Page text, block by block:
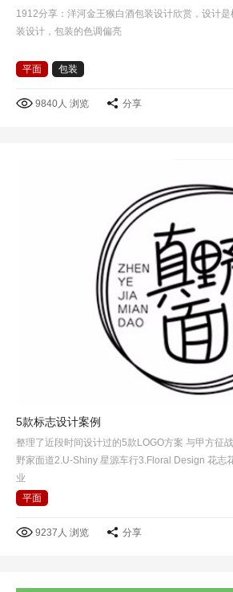
1912分享：洋河金王猴白酒包装设计欣赏，设计
装设计，包装的色调偏亮
平面 包装
9840人 浏览 分享
5款标志设计案例
整理了近段时间设计过的5款LOGO方案 与甲方征
野家面道2.U-Shiny 星源车行3.Floral Design 花志
业
平面
9237人 浏览 分享